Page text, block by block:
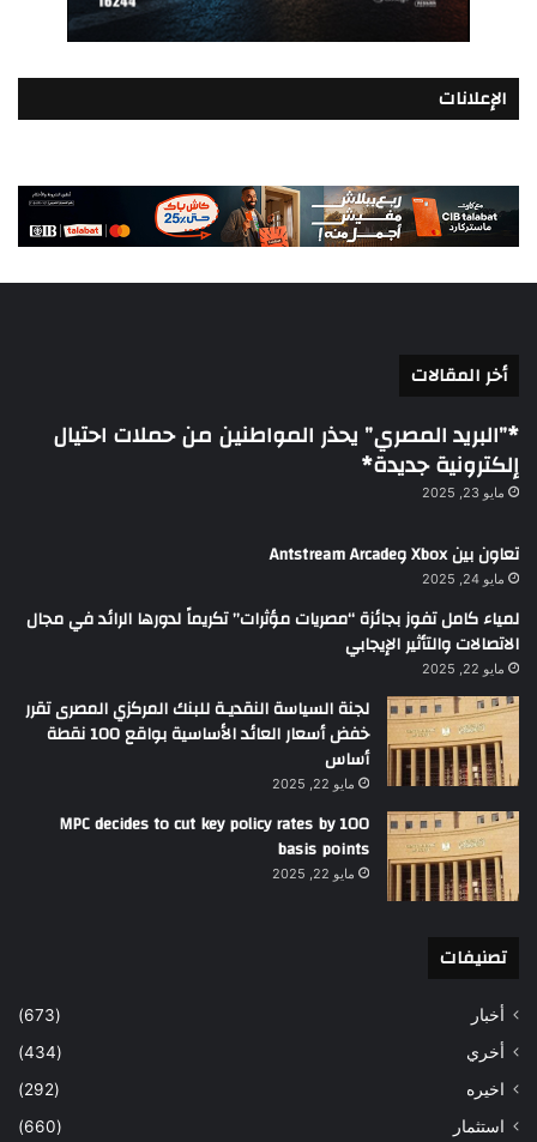
الإعلانات
أخر المقالات
*”البريد المصري” يحذر المواطنين من حملات احتيال
إلكترونية جديدة*
مايو 23, 2025
تعاون بين Xbox وAntstream Arcade
مايو 24, 2025
لمياء كامل تفوز بجائزة “مصريات مؤثرات” تكريماً لدورها الرائد في مجال
الاتصالات والتأثير الإيجابي
مايو 22, 2025
لجنة السياسة النقديـة للبنك المركزي المصرى تقرر
خفض أسعار العائد الأساسية بواقع 100 نقطة
أساس
مايو 22, 2025
MPC decides to cut key policy rates by 100
basis points
مايو 22, 2025
تصنيفات
أخبار
(673)
أخري
(434)
اخيره
(292)
استثمار
(660)